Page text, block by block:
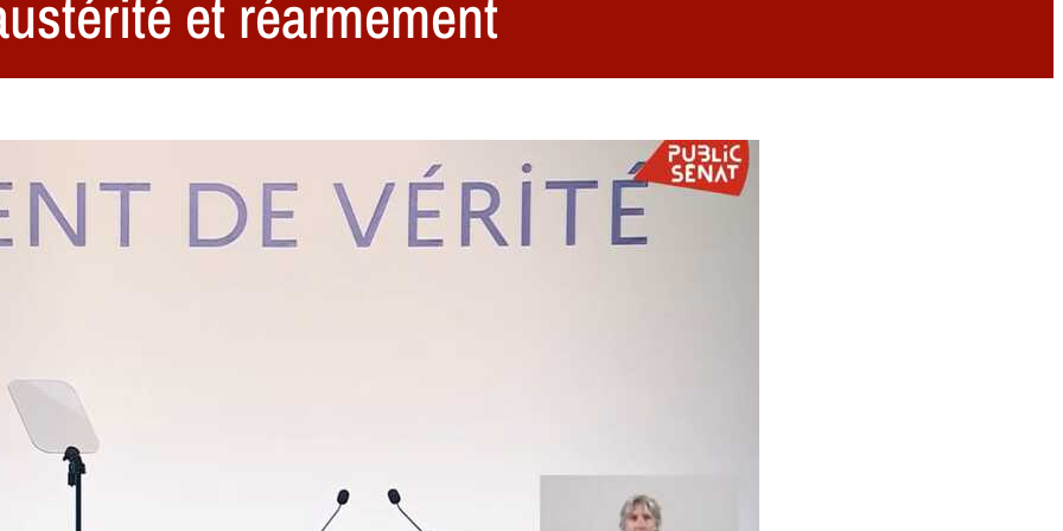
et réarmement